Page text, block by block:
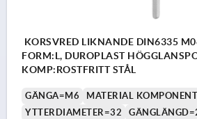
KORSVRED LIKNANDE DIN6335
FORM:L, DUROPLAST
KOMP:ROSTFRITT STÅL
GÄNGA=M6
MATERIAL
YTTERDIAMETER=32